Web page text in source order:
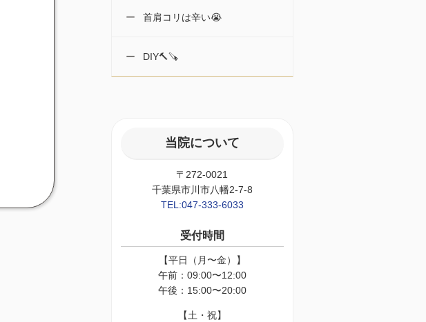
首肩コリは辛い😭
DIY🔨🪚
当院について
〒272-0021
千葉県市川市八幡2-7-8
TEL:047-333-6033
受付時間
【平日（月〜金）】
午前：09:00〜12:00
午後：15:00〜20:00
【土・祝】